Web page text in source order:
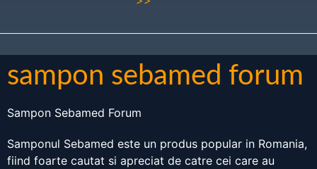
sampon sebamed forum
Sampon Sebamed Forum
Samponul Sebamed este un produs popular in Romania,
fiind foarte cautat si apreciat de catre cei care au